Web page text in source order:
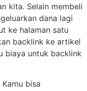
kita. Selain membeli
dana lagi
ke halaman satu
backlink ke artikel
biaya untuk backlink
bisa